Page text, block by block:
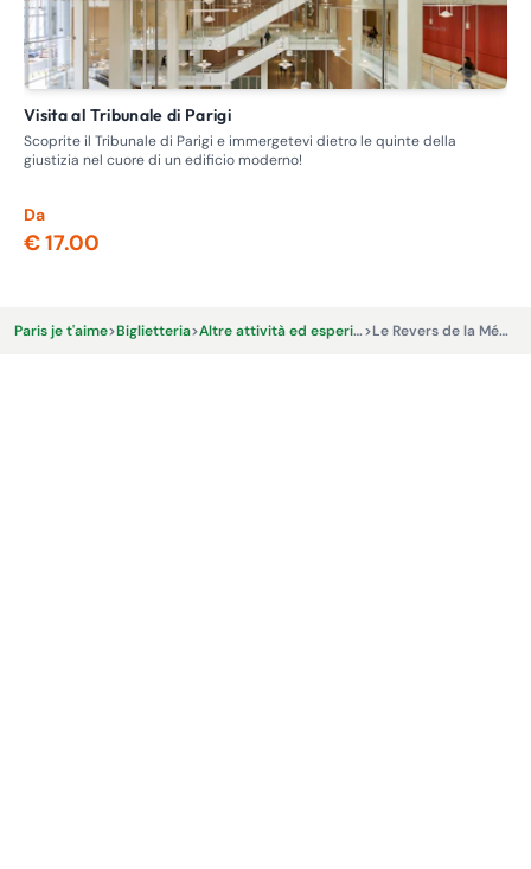
Visita al Tribunale di Parigi
Scoprite il Tribunale di Parigi e immergetevi dietro le quinte della
giustizia nel cuore di un edificio moderno!
Da
€ 17.00
Paris je t'aime>Biglietteria> Altre attività ed esperienze> Le Revers de la Médaille